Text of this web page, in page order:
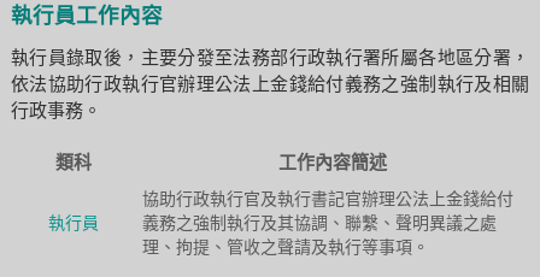
執行員工作內容
執行員錄取後，主要分發至法務部行政執行署所屬各地區分署，
依法協助行政執行官辦理公法上金錢給付義務之強制執行及相關
行政事務。
類科 工作內容簡述
執行員
協助行政執行官及執行書記官辦理公法上金錢給付
義務之強制執行及其協調、聯繫、聲明異議之處
理、拘提、管收之聲請及執行等事項。